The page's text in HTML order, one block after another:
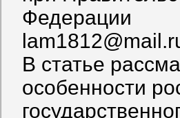
Федерации
В статье
особенности